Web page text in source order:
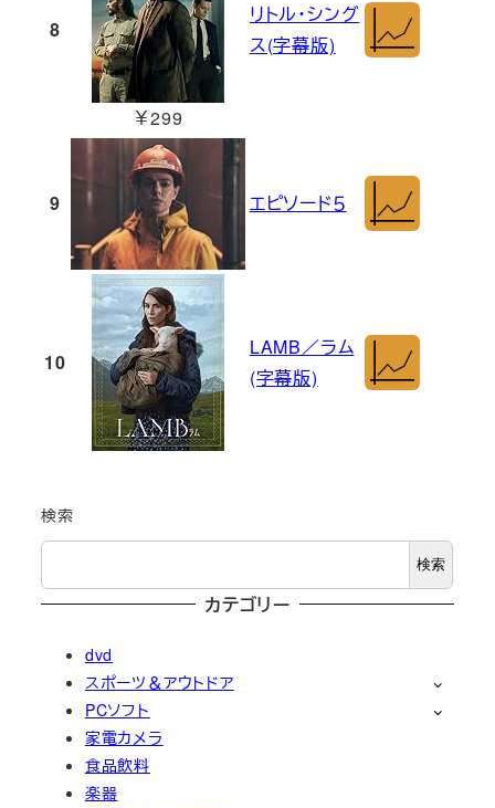
8
￥299
リトル・シング
ス(字幕版)
9 エピソード５
10
LAMB／ラム
(字幕版)
検索
検索
カテゴリー
dvd
スポーツ＆アウトドア
PCソフト
家電カメラ
食品飲料
楽器